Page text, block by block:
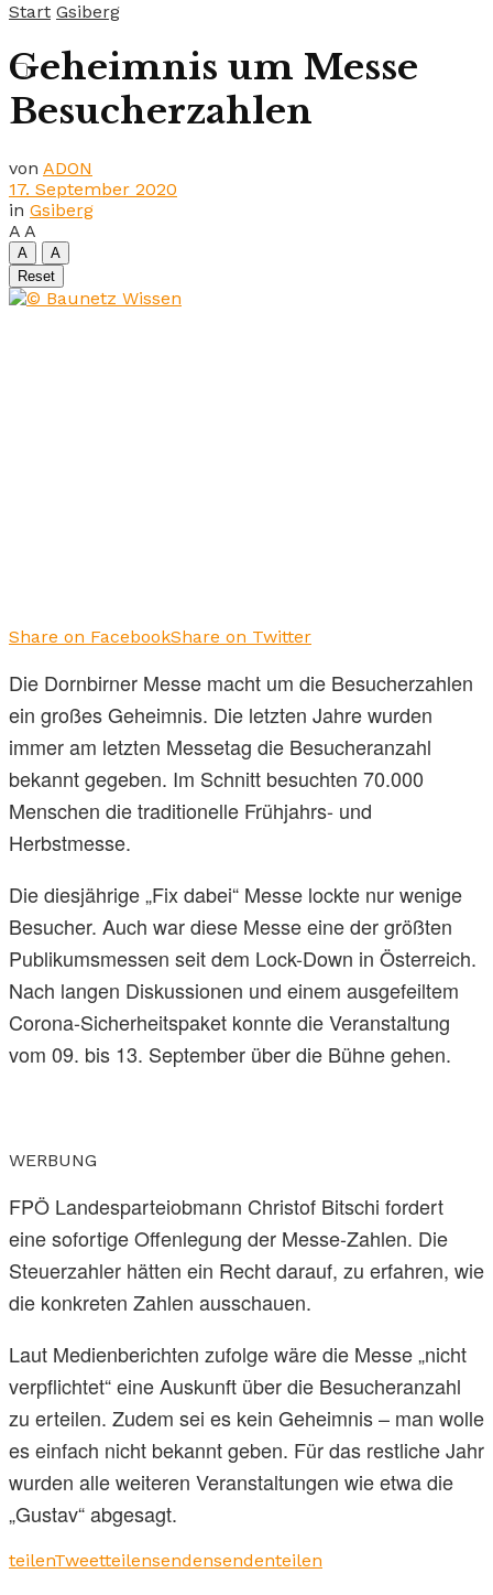
Start Gsiberg
Geheimnis um Messe
Besucherzahlen
von ADON
17. September 2020
in Gsiberg
A A
A
A
Reset
Share on FacebookShare on Twitter
Die Dornbirner Messe macht um die Besucherzahlen
ein großes Geheimnis. Die letzten Jahre wurden
immer am letzten Messetag die Besucheranzahl
bekannt gegeben. Im Schnitt besuchten 70.000
Menschen die traditionelle Frühjahrs- und
Herbstmesse.
Die diesjährige „Fix dabei“ Messe lockte nur wenige
Besucher. Auch war diese Messe eine der größten
Publikumsmessen seit dem Lock-Down in Österreich.
Nach langen Diskussionen und einem ausgefeiltem
Corona-Sicherheitspaket konnte die Veranstaltung
vom 09. bis 13. September über die Bühne gehen.
WERBUNG
FPÖ Landesparteiobmann Christof Bitschi fordert
eine sofortige Offenlegung der Messe-Zahlen. Die
Steuerzahler hätten ein Recht darauf, zu erfahren, wie
die konkreten Zahlen ausschauen.
Laut Medienberichten zufolge wäre die Messe „nicht
verpflichtet“ eine Auskunft über die Besucheranzahl
zu erteilen. Zudem sei es kein Geheimnis – man wolle
es einfach nicht bekannt geben. Für das restliche Jahr
wurden alle weiteren Veranstaltungen wie etwa die
„Gustav“ abgesagt.
teilenTweetteilensendensendenteilen